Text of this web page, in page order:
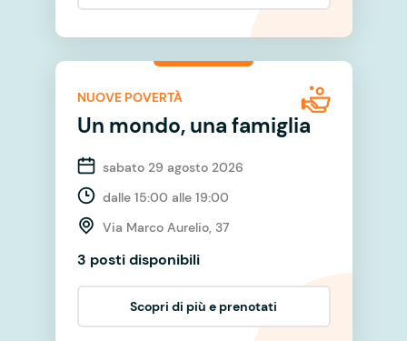
NUOVE POVERTÀ
Un mondo, una famiglia
sabato 29 agosto 2026
dalle 15:00 alle 19:00
Via Marco Aurelio, 37
3 posti disponibili
Scopri di più e prenotati